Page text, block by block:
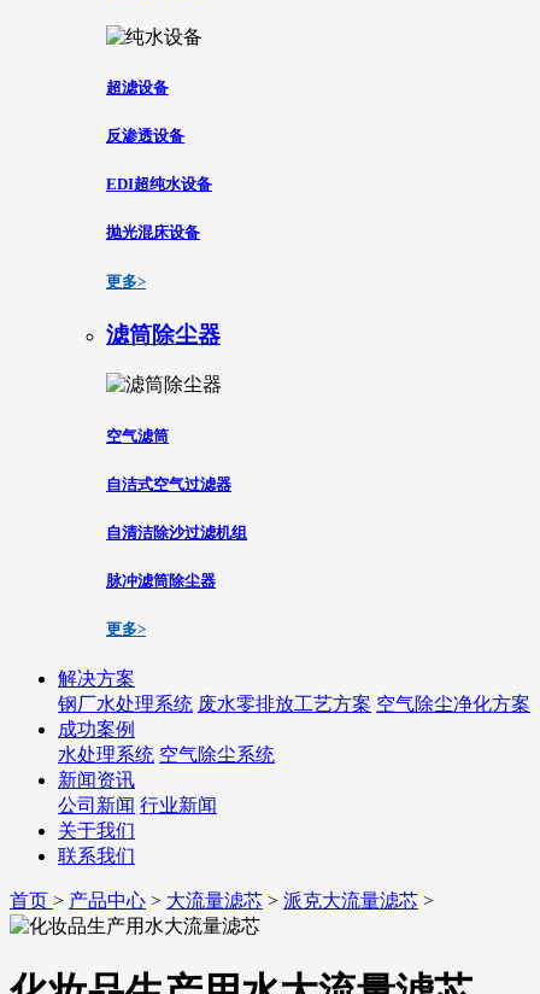
超滤设备
反渗透设备
EDI超纯水设备
抛光混床设备
更多>
滤筒除尘器
空气滤筒
自洁式空气过滤器
自清洁除沙过滤机组
脉冲滤筒除尘器
更多>
解决方案
钢厂水处理系统 废水零排放工艺方案 空气除尘净化方案
成功案例
水处理系统 空气除尘系统
新闻资讯
公司新闻 行业新闻
关于我们
联系我们
首页 > 产品中心 > 大流量滤芯 > 派克大流量滤芯 >